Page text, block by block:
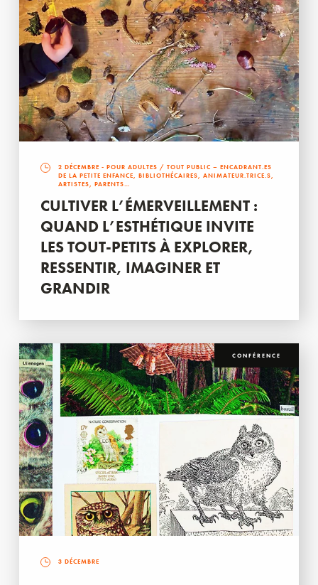
2 DÉCEMBRE - POUR ADULTES / TOUT PUBLIC – ENCADRANT.ES
DE LA PETITE ENFANCE, BIBLIOTHÉCAIRES, ANIMATEUR.TRICE.S,
ARTISTES, PARENTS…
CULTIVER L’ÉMERVEILLEMENT :
QUAND L’ESTHÉTIQUE INVITE
LES TOUT-PETITS À EXPLORER,
RESSENTIR, IMAGINER ET
GRANDIR
CONFÉRENCE
3 DÉCEMBRE